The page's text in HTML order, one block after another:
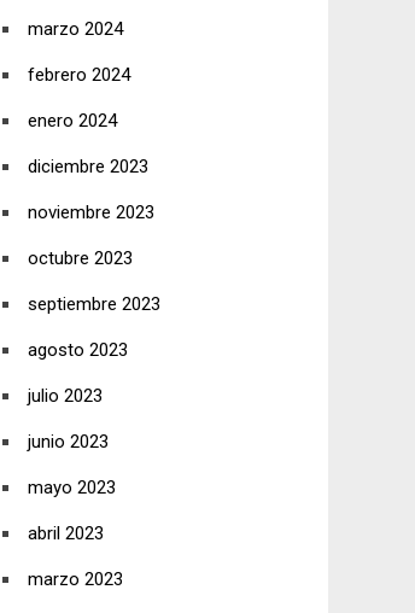
marzo 2024
febrero 2024
enero 2024
diciembre 2023
noviembre 2023
octubre 2023
septiembre 2023
agosto 2023
julio 2023
junio 2023
mayo 2023
abril 2023
marzo 2023